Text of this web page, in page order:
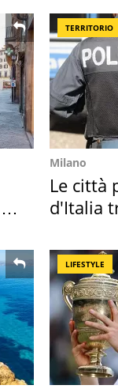
TERRITORIO
Milano
Le città
d'Italia
LIFESTYLE